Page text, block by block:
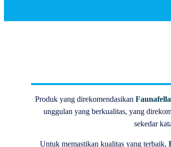
Produk yang direkomendasikan
unggulan yang berkualitas, yang
sekedar
Untuk memastikan kualitas yang terbaik,